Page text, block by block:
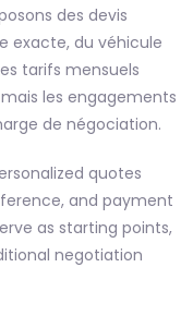
des devis
exacte, du véhicule
tarifs mensuels
les engagements
de négociation.
quotes
and payment
as starting points,
negotiation